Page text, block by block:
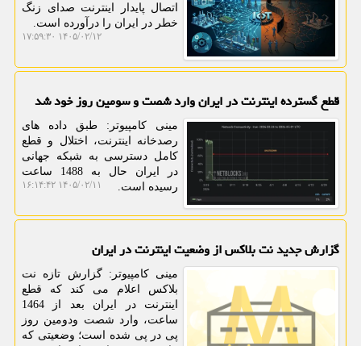
اتصال پایدار اینترنت صدای زنگ
خطر در ایران را درآورده است.
۱۴۰۵/۰۲/۱۲ ۱۷:۵۹:۳۰
قطع گسترده اینترنت در ایران وارد شصت و سومین روز خود شد
مینی کامپیوتر: طبق داده های
رصدخانه اینترنت، اختلال و قطع
کامل دسترسی به شبکه جهانی
در ایران حال به 1488 ساعت
رسیده است.
۱۴۰۵/۰۲/۱۱ ۱۶:۱۴:۴۲
گزارش جدید نت بلاکس از وضعیت اینترنت در ایران
مینی کامپیوتر: گزارش تازه نت
بلاکس اعلام می کند که قطع
اینترنت در ایران بعد از 1464
ساعت، وارد شصت ودومین روز
پی در پی شده است؛ وضعیتی که